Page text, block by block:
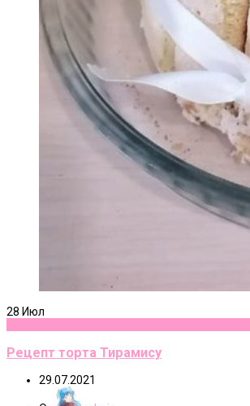
28 Июл
Рецепт торта Тирамису
29.07.2021